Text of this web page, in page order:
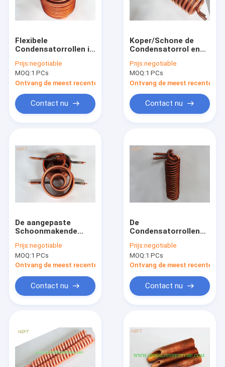
Producten
Ongeveer ons
Flexibele
Condensatorrollen in
Evaporatoren/Warmtewisselaar
van de Vinrol
Prijs:negotiable
MOQ:1 PCs
Ontvang de meest recente Prijs
Contact nu
Koper/Schone de
Condensatorrol en
Cupronickel voor
Hitte het Ruilen
Prijs:negotiable
MOQ:1 PCs
Ontvang de meest recente
Contact nu
De aangepaste
Schoonmakende
Vloeistof het
Koelen/Finned
RolWarmtewisselaars
Prijs:negotiable
MOQ:1 PCs
Ontvang de meest recente Prijs
Contact nu
De
Condensatorrollen
Hoog
Rollen
Prijs:negotiable
MOQ:1 PCs
Ontvang de meest recente
Contact nu